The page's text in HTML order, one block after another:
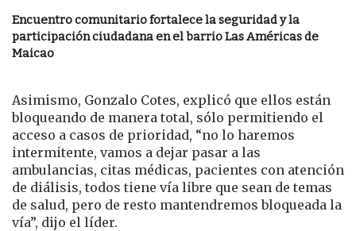
Encuentro comunitario fortalece la seguridad y la
participación ciudadana en el barrio Las Américas de
Maicao
Asimismo, Gonzalo Cotes, explicó que ellos están
bloqueando de manera total, sólo permitiendo el
acceso a casos de prioridad, “no lo haremos
intermitente, vamos a dejar pasar a las
ambulancias, citas médicas, pacientes con atención
de diálisis, todos tiene vía libre que sean de temas
de salud, pero de resto mantendremos bloqueada la
vía”, dijo el líder.